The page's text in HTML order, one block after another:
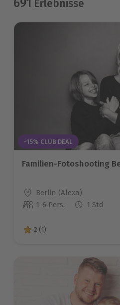
691 Erlebnisse
-15% CLUB DEAL
Familien-Fotoshooting
Standort
Berlin (Alexa)
Anzahl der Teilnehmer
1-6 Pers. 1 Std
2 von 5 Sternen basierend
2 (1)